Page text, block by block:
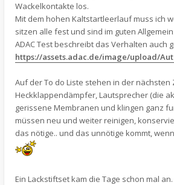
Wackelkontakte los.
Mit dem hohen Kaltstartleerlauf muss ich
sitzen alle fest und sind im guten
ADAC Test beschreibt das Verhalten auch
https://assets.adac.de/image/upload/Aut
Auf der To do Liste stehen in der nächsten
Heckklappendämpfer, Lautsprecher (die
gerissene Membranen und klingen ganz
müssen neu und weiter reinigen,
das nötige.. und das unnötige kommt,
Ein Lackstiftset kam die Tage schon mal